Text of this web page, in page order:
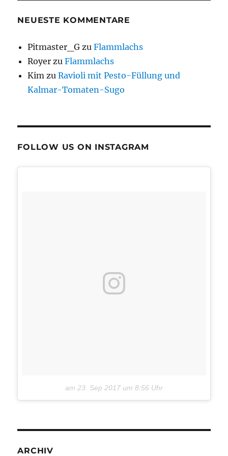
NEUESTE KOMMENTARE
Pitmaster_G zuFlammlachs
Royer zuFlammlachs
Kim zuRavioli mit Pesto-Füllung und
Kalmar-Tomaten-Sugo
FOLLOW US ON INSTAGRAM
am 23. Sep 2017 um 8:56 Uhr
ARCHIV